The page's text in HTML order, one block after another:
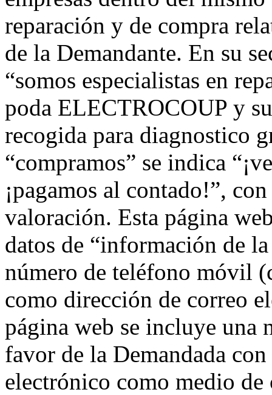
reparación y de compra
de la Demandante. En su
“somos especialistas en
poda ELECTROCOUP y
recogida para diagnostico
“compramos” se indica
¡pagamos al contado!”,
valoración. Esta página
datos de “información de
número de teléfono móvil
como dirección de correo
página web se incluye una
favor de la Demandada
electrónico como medio de